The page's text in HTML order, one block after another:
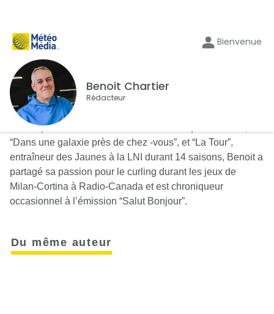
Bienvenue
Benoit Chartier
Rédacteur
Auteur pour des émissions aussi variées que “Taxi-22”,
“Dans une galaxie près de chez -vous”, et “La Tour”,
entraîneur des Jaunes à la LNI durant 14 saisons, Benoit a
partagé sa passion pour le curling durant les jeux de
Milan-Cortina à Radio-Canada et est chroniqueur
occasionnel à l’émission “Salut Bonjour”.
Du même auteur